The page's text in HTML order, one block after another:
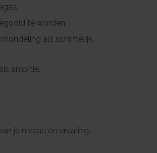
te worden.
als schriftelijk
ambitie.
je niveau en ervaring.